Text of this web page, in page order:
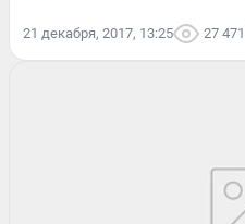
21 декабря, 2017, 13:25 27 471